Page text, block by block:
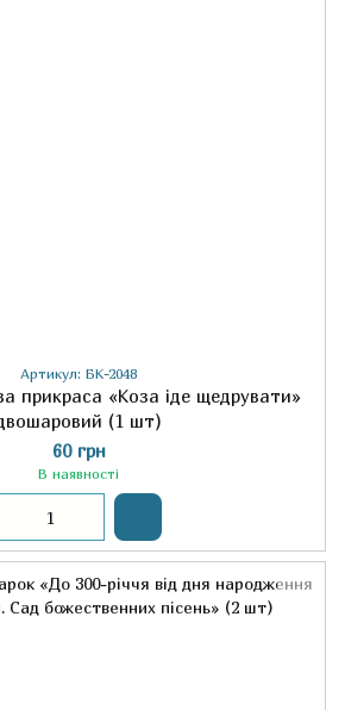
Артикул: БК-2048
прикраса «Коза іде щедрувати»
(1 шт)
60 грн
В наявності